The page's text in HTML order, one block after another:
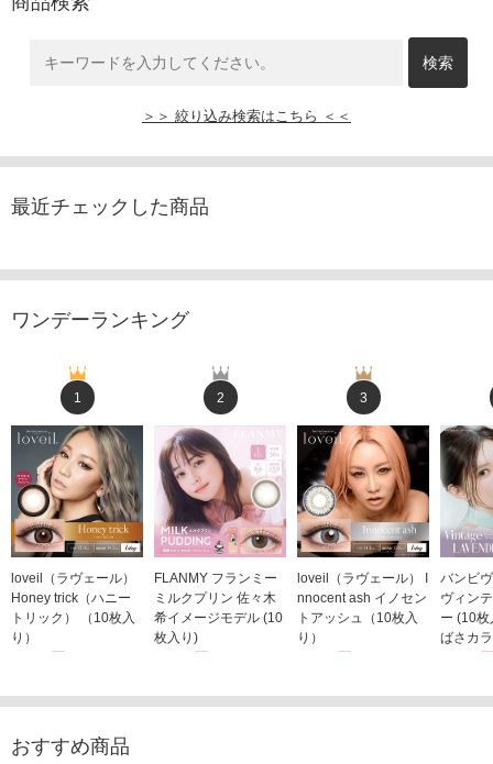
＞＞ 絞り込み検索はこちら ＜＜
最近チェックした商品
ワンデーランキング
1
loveil（ラヴェール）
Honey trick（ハニー
トリック） （10枚入
り）
2
FLANMY フランミー
ミルクプリン 佐々木
希イメージモデル (10
枚入り)
3
loveil（ラヴェール） I
nnocent ash イノセン
トアッシュ（10枚入
り）
バンビ
ヴィン
ー (10
ばさカ
おすすめ商品